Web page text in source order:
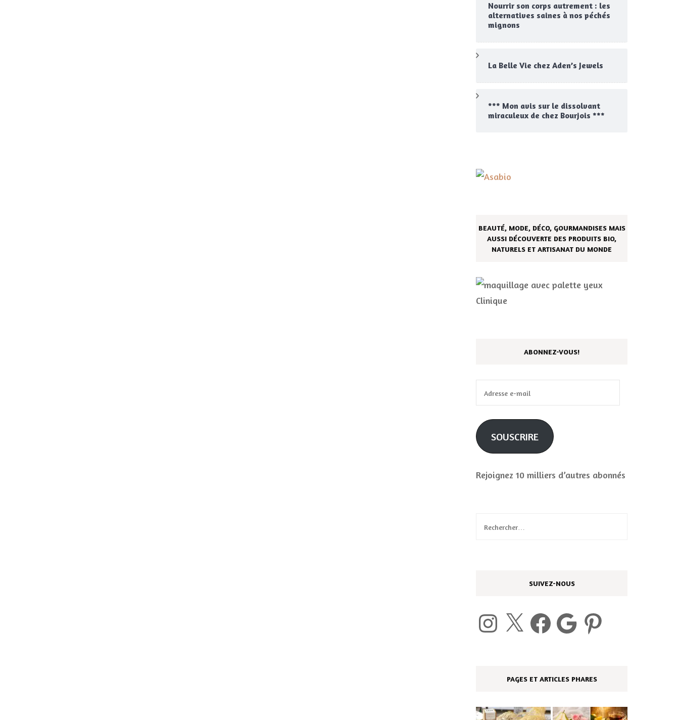
Nourrir son corps autrement : les
alternatives saines à nos péchés
mignons
La Belle Vie chez Aden’s Jewels
*** Mon avis sur le dissolvant
miraculeux de chez Bourjois ***
BEAUTÉ, MODE, DÉCO, GOURMANDISES MAIS
AUSSI DÉCOUVERTE DES PRODUITS BIO,
NATURELS ET ARTISANAT DU MONDE
ABONNEZ-VOUS!
e-
mail
SOUSCRIRE
Rejoignez 10 milliers d’autres abonnés
Rechercher :
SUIVEZ-NOUS
Instagram Facebook Google Pinterest
PAGES ET ARTICLES PHARES